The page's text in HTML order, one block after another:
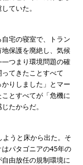
ていた。
宅の寝室で、トラン
保護を廃絶し、気候
つまり環境問題の確
てきたことすべて
りしました」とマー
とすべてが「危機に
たからだ。
うと床から出た。そ
パタゴニアの45年の
由放任の規制環境に